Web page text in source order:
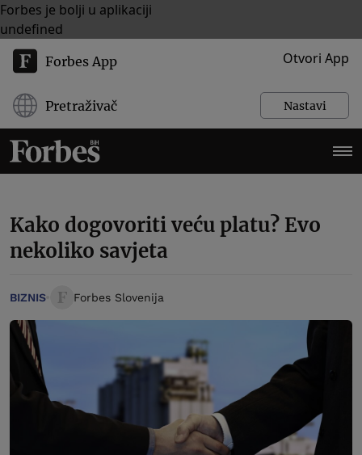
Forbes je bolji u aplikaciji
undefined
Forbes App Otvori App
Pretraživač Nastavi
Kako dogovoriti veću platu? Evo
nekoliko savjeta
BIZNIS Forbes Slovenija